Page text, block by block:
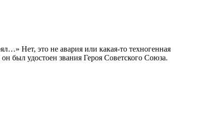
Нет, это не авария или какая-то техногенная
был удостоен звания Героя Советского Союза.